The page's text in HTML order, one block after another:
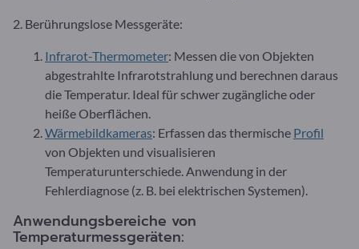
2. Berührungslose Messgeräte:
Infrarot-Thermometer: Messen die von Objekten
abgestrahlte Infrarotstrahlung und berechnen daraus
die Temperatur. Ideal für schwer zugängliche oder
heiße Oberflächen.
Wärmebildkameras: Erfassen das thermische Profil
von Objekten und visualisieren
Temperaturunterschiede. Anwendung in der
Fehlerdiagnose (z. B. bei elektrischen Systemen).
Anwendungsbereiche von
Temperaturmessgeräten: